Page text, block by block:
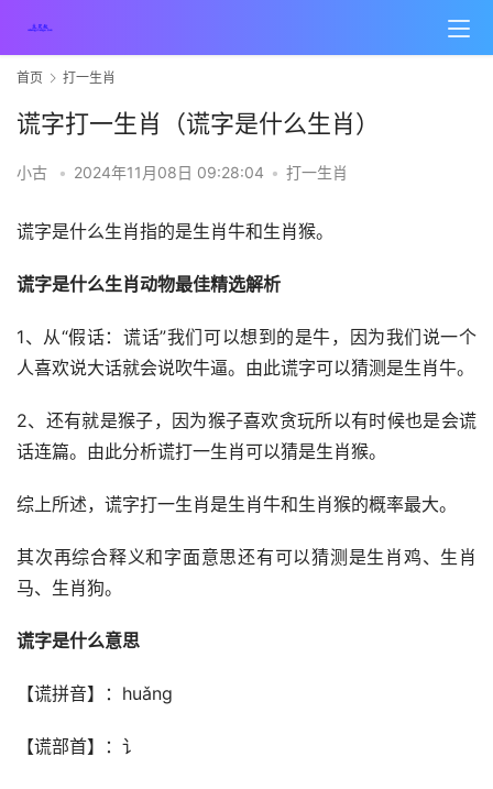
首页 打一生肖
谎字打一生肖（谎字是什么生肖）
小古 • 2024年11月08日 09:28:04 • 打一生肖
谎字是什么生肖指的是生肖牛和生肖猴。
谎字是什么生肖动物最佳精选解析
1、从“假话：谎话”我们可以想到的是牛，因为我们说一个
人喜欢说大话就会说吹牛逼。由此谎字可以猜测是生肖牛。
2、还有就是猴子，因为猴子喜欢贪玩所以有时候也是会谎
话连篇。由此分析谎打一生肖可以猜是生肖猴。
综上所述，谎字打一生肖是生肖牛和生肖猴的概率最大。
其次再综合释义和字面意思还有可以猜测是生肖鸡、生肖
马、生肖狗。
谎字是什么意思
【谎拼音】：huǎng
【谎部首】：讠